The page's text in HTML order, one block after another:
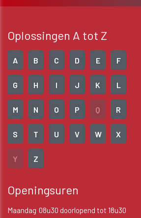
Oplossingen A tot Z
A B C D E F
G H I J K L
M N O P Q R
S T U V W X
Y Z
Openingsuren
Maandag 08u30 doorlopend tot 18u30